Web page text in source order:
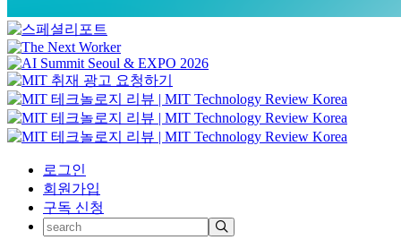
로그인
회원가입
구독 신청